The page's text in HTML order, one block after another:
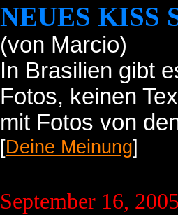
NEUES KISS
(von Marcio)
In Brasilien gibt
Fotos, keinen
mit Fotos von
[Deine Meinung]
September 16, 2005